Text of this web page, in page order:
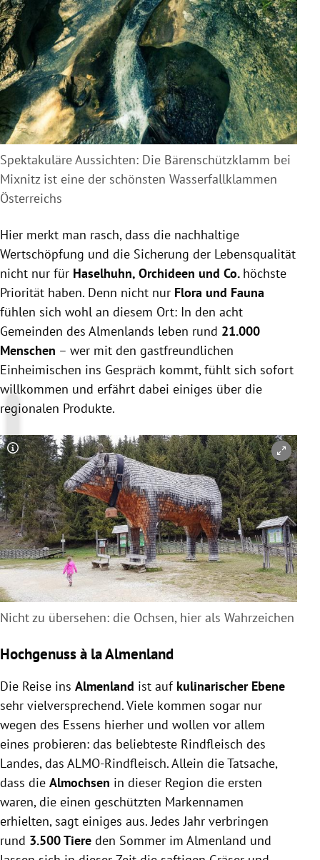
Spektakuläre Aussichten: Die Bärenschützklamm bei
Mixnitz ist eine der schönsten Wasserfallklammen
Österreichs
Hier merkt man rasch, dass die nachhaltige
Wertschöpfung und die Sicherung der Lebensqualität
nicht nur für Haselhuhn, Orchideen und Co. höchste
Priorität haben. Denn nicht nur Flora und Fauna
fühlen sich wohl an diesem Ort: In den acht
Gemeinden des Almenlands leben rund 21.000
Menschen – wer mit den gastfreundlichen
Einheimischen ins Gespräch kommt, fühlt sich sofort
willkommen und erfährt dabei einiges über die
regionalen Produkte.
Copyright-Hinweis öffnen/schließen
Nicht zu übersehen: die Ochsen, hier als Wahrzeichen
Hochgenuss à la Almenland
Die Reise ins Almenland ist auf kulinarischer Ebene
sehr vielversprechend. Viele kommen sogar nur
wegen des Essens hierher und wollen vor allem
eines probieren: das beliebteste Rindfleisch des
Landes, das ALMO-Rindfleisch. Allein die Tatsache,
dass die Almochsen in dieser Region die ersten
waren, die einen geschützten Markennamen
erhielten, sagt einiges aus. Jedes Jahr verbringen
rund 3.500 Tiere den Sommer im Almenland und